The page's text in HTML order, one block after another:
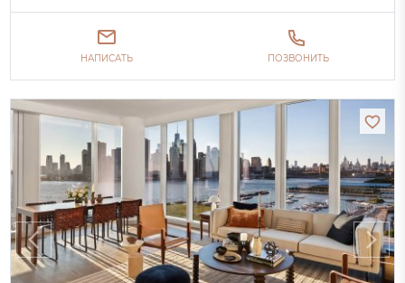
НАПИСАТЬ ПОЗВОНИТЬ